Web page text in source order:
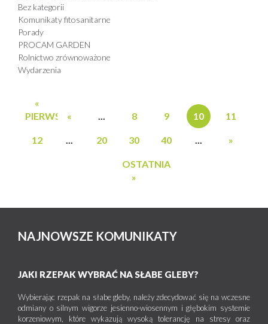
Bez kategorii
Komunikaty fitosanitarne
Porady
PROCAM GARDEN
Rolnictwo zrównoważone
Wydarzenia
«
PIERWSZA
« ... 8 9 10 11
12 ... 20 30 40 ... »
OSTATNIA
»
NAJNOWSZE KOMUNIKATY
JAKI RZEPAK WYBRAĆ NA SŁABE GLEBY?
Wybierając rzepak na słabe gleby, należy zdecydować się na wczesne
odmiany o silnym wigorze jesienno-wiosennym i głębokim systemie
korzeniowym, które wykazują wysoką tolerancję na stresy oraz